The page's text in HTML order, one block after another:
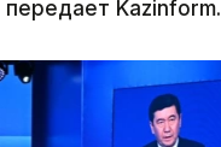
Kazinform.